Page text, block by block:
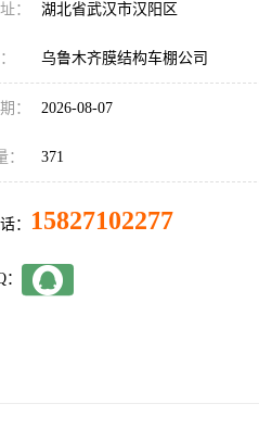
： 湖北省武汉市汉阳区
乌鲁木齐膜结构车棚公司
： 2026-08-07
： 371
： 15827102277